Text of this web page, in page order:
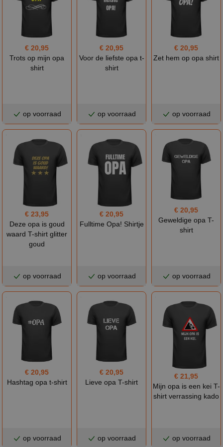
€ 20,95
Trots op mijn opa
shirt
op voorraad
€ 20,95
Voor de liefste opa t-
shirt
op voorraad
€ 20,95
Zet hem op opa shirt
op voorraad
€ 23,95
Deze opa is goud
waard T-shirt glitter
goud
op voorraad
€ 20,95
Fulltime Opa! Shirtje
op voorraad
€ 20,95
Geweldige opa T-
shirt
op voorraad
€ 20,95
Hashtag opa t-shirt
op voorraad
€ 20,95
Lieve opa T-shirt
op voorraad
€ 21,95
Mijn opa is een kei T-
shirt verrassing kado
op voorraad